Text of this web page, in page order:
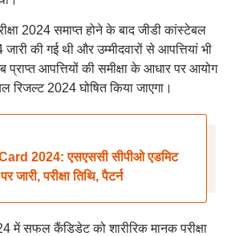
2024 समाप्त होने के बाद जीडी कांस्टेबल
की गई थी और उम्मीदवारों से आपत्तियां भी
आपत्तियों की समीक्षा के आधार पर आयोग
रिजल्ट 2024 घोषित किया जाएगा।
2024: एसएससी सीपीओ एडमिट
जारी, परीक्षा तिथि, पैटर्न
में सफल कैंडिडेट को शारीरिक मानक परीक्षा